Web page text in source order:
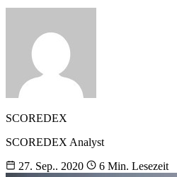
SCOREDEX
SCOREDEX Analyst
27. Sep.. 2020
6 Min. Lesezeit